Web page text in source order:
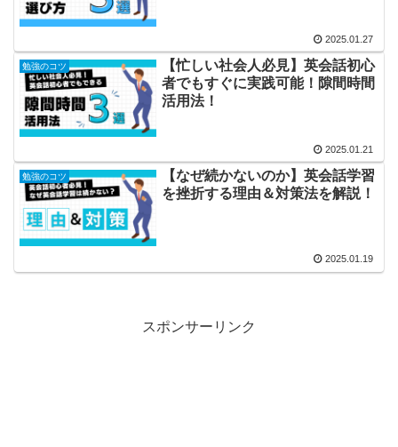
2025.01.27
勉強のコツ
【忙しい社会人必見】英会話初心
者でもすぐに実践可能！隙間時間
活用法！
2025.01.21
勉強のコツ
【なぜ続かないのか】英会話学習
を挫折する理由＆対策法を解説！
2025.01.19
スポンサーリンク